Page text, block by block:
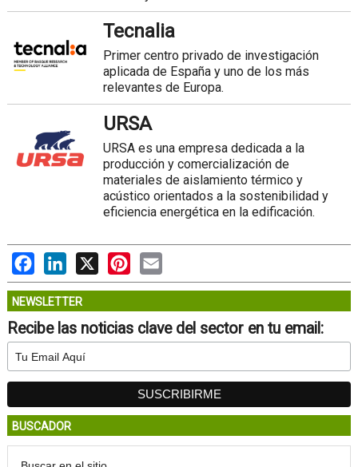
Tecnalia
Primer centro privado de investigación
aplicada de España y uno de los más
relevantes de Europa.
URSA
URSA es una empresa dedicada a la
producción y comercialización de
materiales de aislamiento térmico y
acústico orientados a la sostenibilidad y
eficiencia energética en la edificación.
FacebookLinkedIn
X PinterestEmail
NEWSLETTER
Recibe las noticias clave del sector en tu email:
BUSCADOR